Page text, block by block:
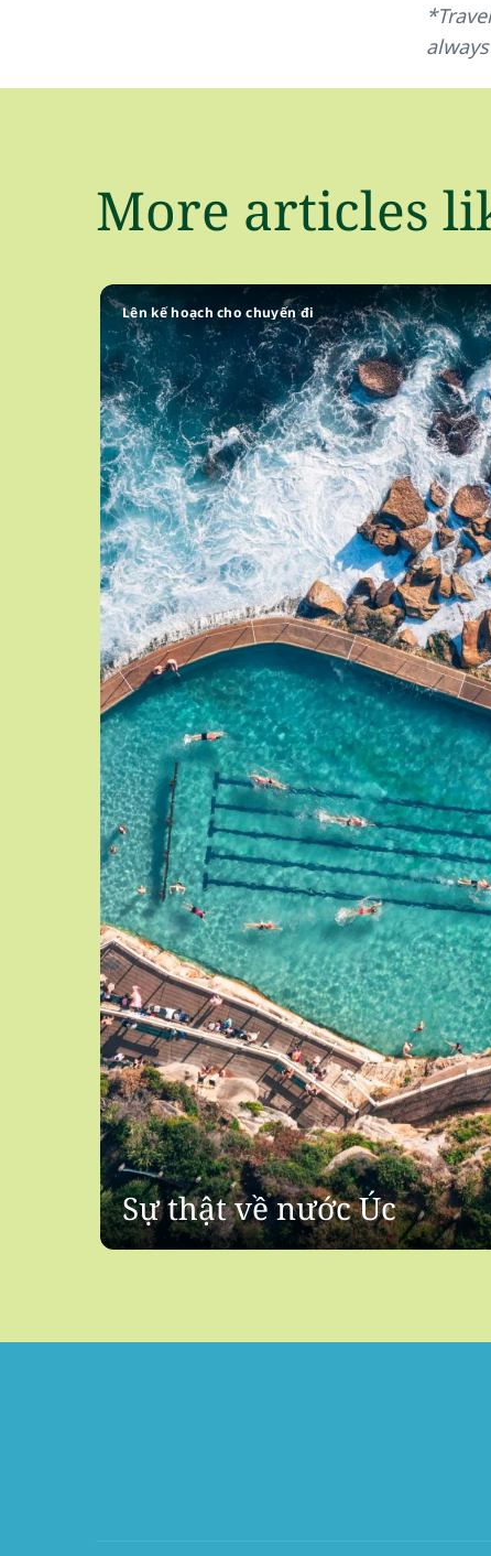
More articles
Lên kế hoạch cho chuyến đi
Sự thật về nước Úc